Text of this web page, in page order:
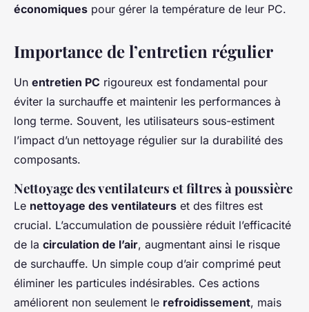
économiques pour gérer la température de leur PC.
Importance de l’entretien régulier
Un entretien PC rigoureux est fondamental pour
éviter la surchauffe et maintenir les performances à
long terme. Souvent, les utilisateurs sous-estiment
l’impact d’un nettoyage régulier sur la durabilité des
composants.
Nettoyage des ventilateurs et filtres à poussière
Le nettoyage des ventilateurs et des filtres est
crucial. L’accumulation de poussière réduit l’efficacité
de la circulation de l’air, augmentant ainsi le risque
de surchauffe. Un simple coup d’air comprimé peut
éliminer les particules indésirables. Ces actions
améliorent non seulement le refroidissement, mais